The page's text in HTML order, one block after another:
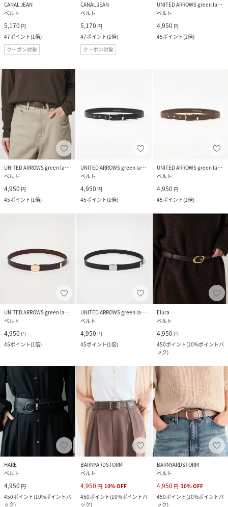
CANAL JEAN
ベルト
5,170 円
47ポイント(1倍)
クーポン対象
CANAL JEAN
ベルト
5,170 円
47ポイント(1倍)
クーポン対象
UNITED ARROWS green label relaxing
ベルト
4,950 円
45ポイント(1倍)
UNITED ARROWS green label relaxing
ベルト
4,950 円
45ポイント(1倍)
UNITED ARROWS green label relaxing
ベルト
4,950 円
45ポイント(1倍)
UNITED ARROWS green label relaxing
ベルト
4,950 円
45ポイント(1倍)
UNITED ARROWS green label relaxing
ベルト
4,950 円
45ポイント(1倍)
UNITED ARROWS green label relaxing
ベルト
4,950 円
45ポイント(1倍)
Elura
ベルト
4,950 円
450ポイント(10%ポイントバ
ック)
HARE
ベルト
4,950 円
450ポイント(10%ポイントバ
ック)
BARNYARDSTORM
ベルト
4,950 円 10%OFF
450ポイント(10%ポイントバ
ック)
BARNYARDSTORM
ベルト
4,950 円 10%OFF
450ポイント(10%ポイントバ
ック)